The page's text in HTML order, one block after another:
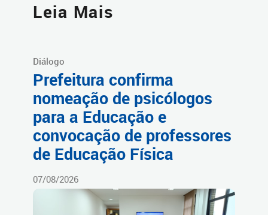
Leia Mais
Diálogo
Prefeitura confirma
nomeação de psicólogos
para a Educação e
convocação de professores
de Educação Física
07/08/2026